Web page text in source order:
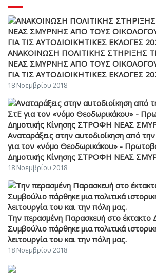
ΑΝΑΚΟΙΝΩΣΗ ΠΟΛΙΤΙΚΗΣ ΣΤΗΡΙΞΗΣ
ΝΕΑΣ ΣΜΥΡΝΗΣ ΑΠΟ ΤΟΥΣ
ΓΙΑ ΤΙΣ ΑΥΤΟΔΙΟΙΚΗΤΙΚΕΣ ΕΚΛΟΓΕΣ
18 Νοεμβρίου 2018
Αναταράξεις στην αυτοδιοίκηση από
για τον «νόμο Θεοδωρικάκου» -
Δημοτικής Κίνησης ΣΤΡΟΦΗ ΝΕΑΣ
18 Νοεμβρίου 2018
Την περασμένη Παρασκευή στο έκτακτο
Συμβούλιο πάρθηκε μια πολιτικά
λειτουργία του και την πόλη μας.
18 Νοεμβρίου 2018